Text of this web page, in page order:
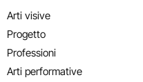
Arti visive
Progetto
Professioni
Arti performative